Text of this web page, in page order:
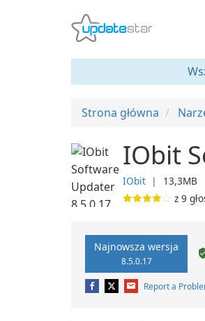
Strona główna
IObit
IObit ❘ 13,3MB
z 9
Najnowsza wersja
8.5.0.17
Report a